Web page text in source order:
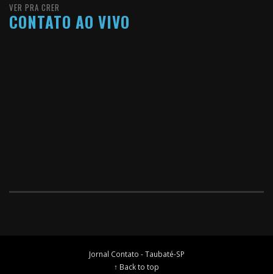
VER PRA CRER
CONTATO AO VIVO
Jornal Contato - Taubaté-SP
↑ Back to top